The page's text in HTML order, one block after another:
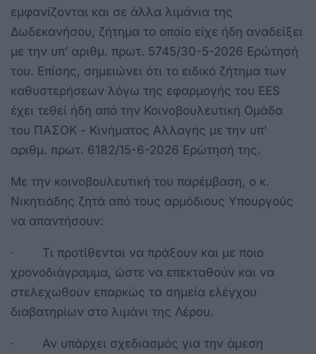
εμφανίζονται και σε άλλα λιμάνια της
Δωδεκανήσου, ζήτημα το οποίο είχε ήδη αναδείξει
με την υπ’ αριθμ. πρωτ. 5745/30-5-2026 Ερώτησή
του. Επίσης, σημειώνει ότι το ειδικό ζήτημα των
καθυστερήσεων λόγω της εφαρμογής του EES
έχει τεθεί ήδη από την Κοινοβουλευτική Ομάδα
του ΠΑΣΟΚ - Κινήματος Αλλαγής με την υπ’
αριθμ. πρωτ. 6182/15-6-2026 Ερώτησή της.
Με την κοινοβουλευτική του παρέμβαση, ο κ.
Νικητιάδης ζητά από τους αρμόδιους Υπουργούς
να απαντήσουν:
· Τι προτίθενται να πράξουν και με ποιο
χρονοδιάγραμμα, ώστε να επεκταθούν και να
στελεχωθούν επαρκώς τα σημεία ελέγχου
διαβατηρίων στο λιμάνι της Λέρου.
· Αν υπάρχει σχεδιασμός για την άμεση